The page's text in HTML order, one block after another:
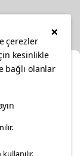
hizmet ve
×
çerezler
kesinlikle
bağlı olanlar